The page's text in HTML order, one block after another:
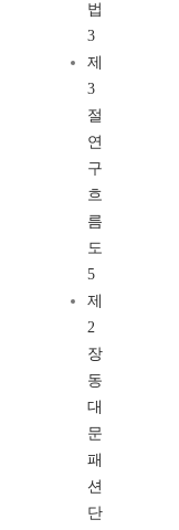
법
3
제
3
절
연
구
흐
름
도
5
제
2
장
동
대
문
패
션
단